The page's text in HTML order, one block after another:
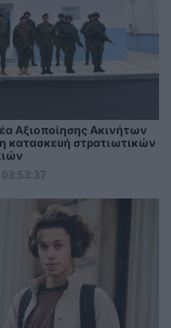
Αξιοποίησης Ακινήτων
κατασκευή στρατιωτικών